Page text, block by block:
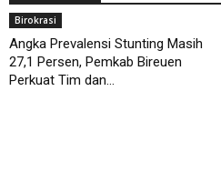
Birokrasi
Angka Prevalensi Stunting Masih
27,1 Persen, Pemkab Bireuen
Perkuat Tim dan...